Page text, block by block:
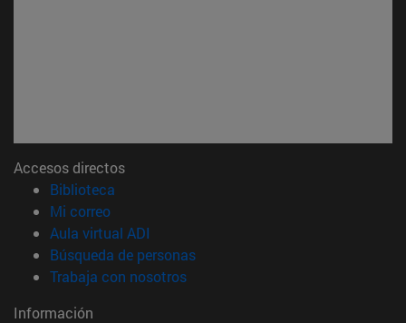
Accesos directos
Biblioteca
Mi correo(abre en nueva ventana)
Aula virtual ADI
Búsqueda de personas(abre en nueva ventana)
Trabaja con nosotros(abre en nueva ventana)
Información